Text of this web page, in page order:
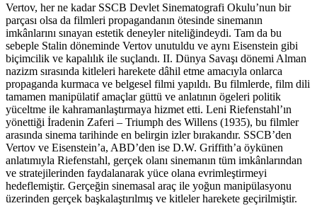
Vertov, her ne kadar SSCB Devlet Sinematografi Okulu’nun bir
parçası olsa da filmleri propagandanın ötesinde sinemanın
imkânlarını sınayan estetik deneyler niteliğindeydi. Tam da bu
sebeple Stalin döneminde Vertov unutuldu ve aynı Eisenstein gibi
biçimcilik ve kapalılık ile suçlandı. II. Dünya Savaşı dönemi Alman
nazizm sırasında kitleleri harekete dâhil etme amacıyla onlarca
propaganda kurmaca ve belgesel filmi yapıldı. Bu filmlerde, film dili
tamamen manipülatif amaçlar güttü ve anlatının ögeleri politik
yüceltme ile kahramanlaştırmaya hizmet etti. Leni Riefenstahl’ın
yönettiği İradenin Zaferi – Triumph des Willens (1935), bu filmler
arasında sinema tarihinde en belirgin izler bırakandır. SSCB’den
Vertov ve Eisenstein’a, ABD’den ise D.W. Griffith’a öykünen
anlatımıyla Riefenstahl, gerçek olanı sinemanın tüm imkânlarından
ve stratejilerinden faydalanarak yüce olana evrimleştirmeyi
hedeflemiştir. Gerçeğin sinemasal araç ile yoğun manipülasyonu
üzerinden gerçek başkalaştırılmış ve kitleler harekete geçirilmiştir.